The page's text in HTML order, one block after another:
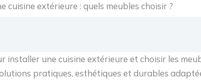
cuisine extérieure : quels meubles choisir ?